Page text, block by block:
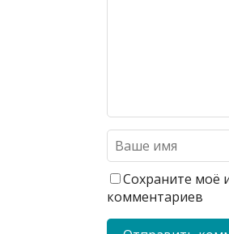
Сохраните моё
комментариев